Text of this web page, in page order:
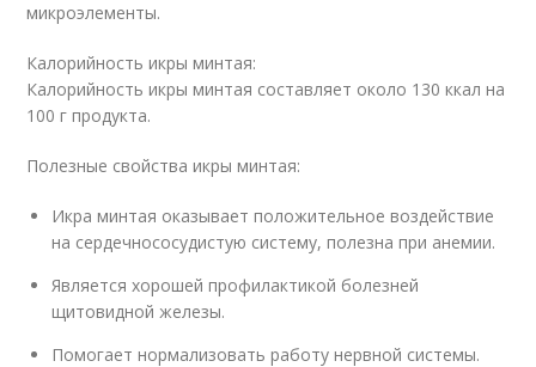
микроэлементы.
Калорийность икры минтая:
Калорийность икры минтая составляет около 130 ккал на
100 г продукта.
Полезные свойства икры минтая:
Икра минтая оказывает положительное воздействие
на сердечнососудистую систему, полезна при анемии.
Является хорошей профилактикой болезней
щитовидной железы.
Помогает нормализовать работу нервной системы.